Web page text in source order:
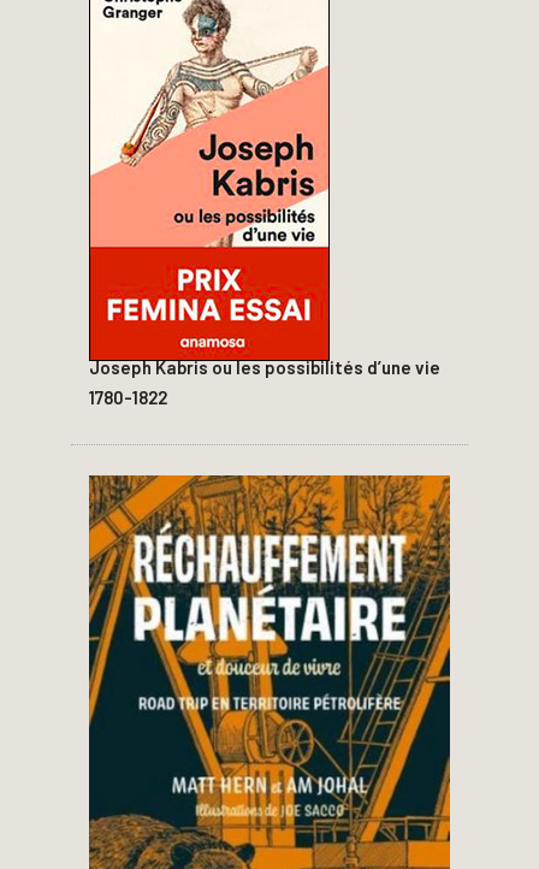
Joseph Kabris ou les possibilités d’une vie
1780-1822